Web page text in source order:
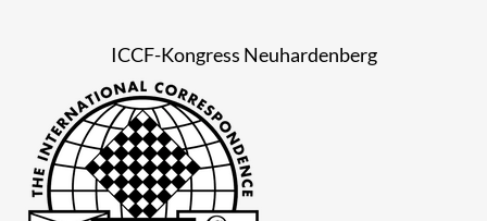
ICCF-Kongress Neuhardenberg